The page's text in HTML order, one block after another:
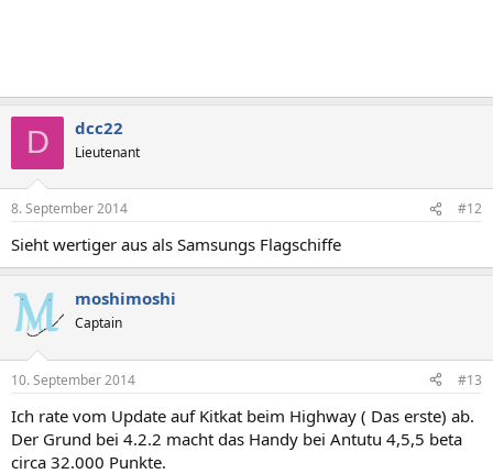
D dcc22
Lieutenant
8. September 2014 #12
Sieht wertiger aus als Samsungs Flagschiffe
moshimoshi
Captain
10. September 2014 #13
Ich rate vom Update auf Kitkat beim Highway ( Das erste) ab.
Der Grund bei 4.2.2 macht das Handy bei Antutu 4,5,5 beta
circa 32.000 Punkte.